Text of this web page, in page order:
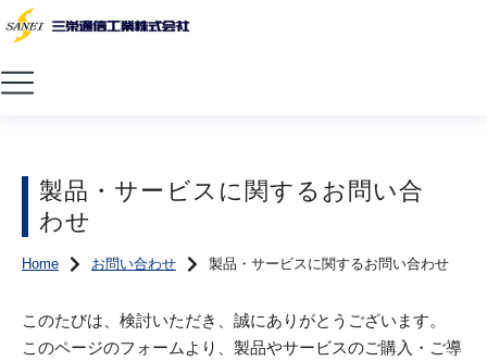
製品・サービスに関するお問い合
わせ
You are here:
Home お問い合わせ 製品・サービスに関するお問い合わせ
このたびは、検討いただき、誠にありがとうございます。
このページのフォームより、製品やサービスのご購入・ご導